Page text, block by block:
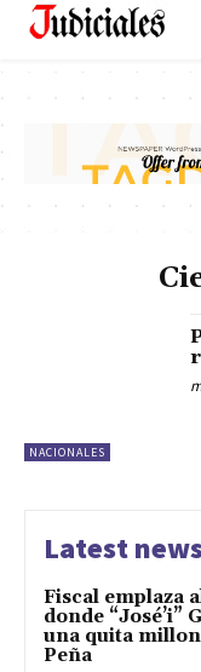
NACIONALES
Latest
Fiscal emplaza
donde “José’i”
una quita
Peña